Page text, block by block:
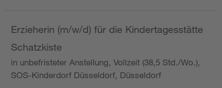
Erzieherin (m/w/d) für die Kindertagesstätte
Schatzkiste
in unbefristeter Anstellung, Vollzeit (38,5 Std./Wo.),
SOS-Kinderdorf Düsseldorf, Düsseldorf